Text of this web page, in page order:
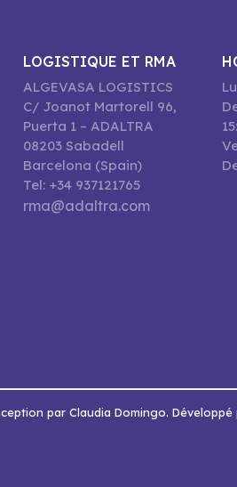
LOGISTIQUE ET RMA
ALGEVASA LOGISTICS
C/ Joanot Martorell 96,
Puerta 1 – ADALTRA
08203 Sabadell
Barcelona (Spain)
Tel: +34 937121765
rma@adaltra.com
par Claudia Domingo. Développé